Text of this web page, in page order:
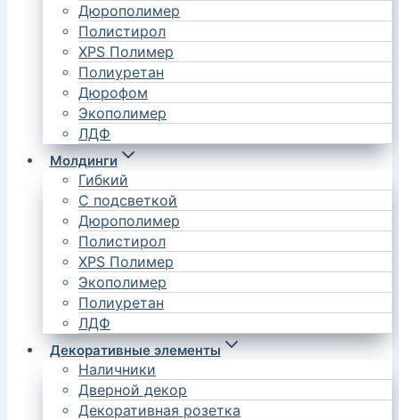
Дюрополимер
Полистирол
XPS Полимер
Полиуретан
Дюрофом
Экополимер
ЛДФ
Молдинги
Гибкий
С подсветкой
Дюрополимер
Полистирол
XPS Полимер
Экополимер
Полиуретан
ЛДФ
Декоративные элементы
Наличники
Дверной декор
Декоративная розетка